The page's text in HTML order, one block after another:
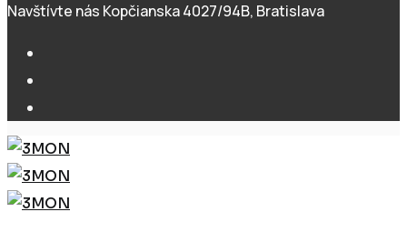
Navštívte nás Kopčianska 4027/94B, Bratislava